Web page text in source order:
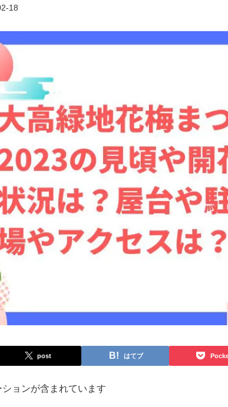
18
post はてブ
ョンが含まれています